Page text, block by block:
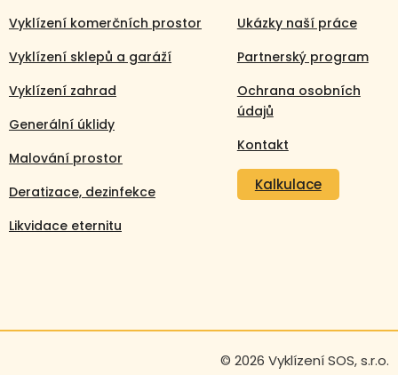
+420 608 105 106
Vyklízení komerčních prostor
Vyklízení sklepů a garáží
Vyklízení zahrad
Generální úklidy
Malování prostor
Deratizace, dezinfekce
Likvidace eternitu
Ukázky naší práce
Partnerský program
Ochrana osobních
údajů
Kontakt
Kalkulace
© 2026 Vyklízení SOS, s.r.o.